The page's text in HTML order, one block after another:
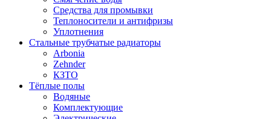
Средства для промывки
Теплоносители и антифризы
Уплотнения
Стальные трубчатые радиаторы
Arbonia
Zehnder
КЗТО
Тёплые полы
Водяные
Комплектующие